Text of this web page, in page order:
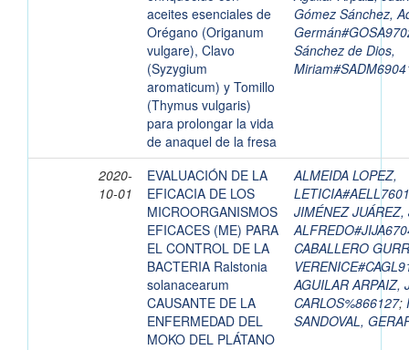
aceites esenciales de
Orégano (Origanum
vulgare), Clavo
(Syzygium
aromaticum) y Tomillo
(Thymus vulgaris)
para prolongar la vida
de anaquel de la fresa
Gómez Sánchez,
Sánchez de Dios,
2020-
10-01
EVALUACIÓN DE LA
EFICACIA DE LOS
MICROORGANISMOS
EFICACES (ME) PARA
EL CONTROL DE LA
BACTERIA Ralstonia
solanacearum
CAUSANTE DE LA
ENFERMEDAD DEL
MOKO DEL PLÁTANO
ALMEIDA LOPEZ,
JIMÉNEZ JUÁREZ,
CABALLERO
AGUILAR ARPAIZ,
CARLOS%866127;
SANDOVAL,